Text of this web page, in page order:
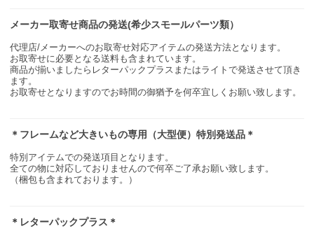
メーカー取寄せ商品の発送(希少スモールパーツ類）
代理店/メーカーへのお取寄せ対応アイテムの発送方法となります。
お取寄せに必要となる送料も含まれています。
商品が揃いましたらレターパックプラスまたはライトで発送させて頂き
ます。
お取寄せとなりますのでお時間の御猶予を何卒宜しくお願い致します。
＊フレームなど大きいもの専用（大型便）特別発送品＊
特別アイテムでの発送項目となります。
全ての物に対応しておりませんので何卒ご了承お願い致します。
（梱包も含まれております。）
＊レターパックプラス＊